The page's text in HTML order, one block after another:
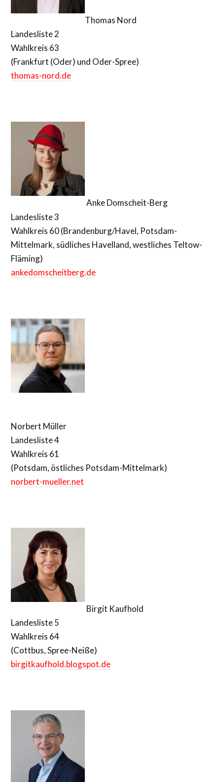
Thomas Nord
Landesliste 2
Wahlkreis 63
(Frankfurt (Oder) und Oder-Spree)
thomas-nord.de
Anke Domscheit-Berg
Landesliste 3
Wahlkreis 60 (Brandenburg/Havel, Potsdam-
Mittelmark, südliches Havelland, westliches Teltow-
Fläming)
ankedomscheitberg.de
Norbert Müller
Landesliste 4
Wahlkreis 61
(Potsdam, östliches Potsdam-Mittelmark)
norbert-mueller.net
Birgit Kaufhold
Landesliste 5
Wahlkreis 64
(Cottbus, Spree-Neiße)
birgitkaufhold.blogspot.de